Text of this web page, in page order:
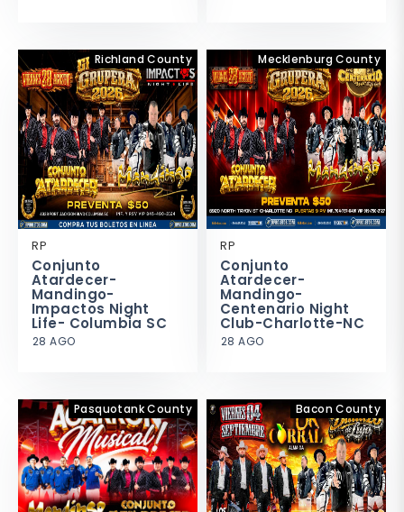
Richland County
RP
Conjunto
Atardecer-
Mandingo-
Impactos Night
Life- Columbia SC
28 AGO
Mecklenburg County
RP
Conjunto
Atardecer-
Mandingo-
Centenario Night
Club-Charlotte-NC
28 AGO
Pasquotank County Bacon County